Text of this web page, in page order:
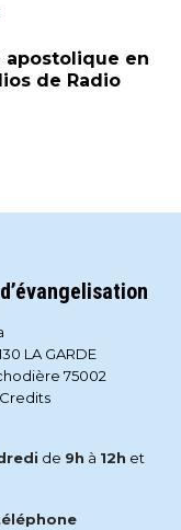
apostolique en
de Radio
LA GARDE
75002
Credits
de 9h à 12h et